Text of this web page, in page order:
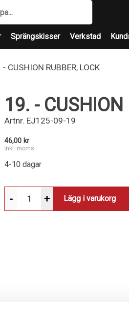
Sprängskisser Verkstad
- CUSHION RUBBER, LOCK
19. - CUSHION
Artnr. EJ125-09-19
46,00 kr
Inkl. moms
4-10 dagar
- + Lägg i varukorg